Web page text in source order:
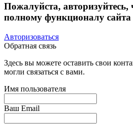
Пожалуйста, авторизуйтесь,
полному функционалу сайта
Авторизоваться
Обратная связь
Здесь вы можете оставить свои
могли связаться с вами.
Имя пользователя
Ваш Email